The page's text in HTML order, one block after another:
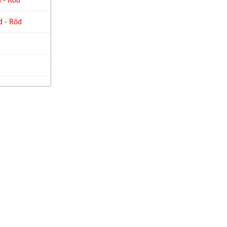
- Röd